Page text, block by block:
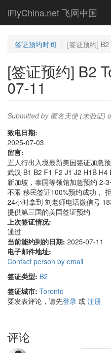
main
iFlyChina.net 飞网中国
签证预约时间 [签证预约]
[签证预约] B2
07-11
Submitted by 匿名天使 (未验证)
致电日期:
2025-07-03
留言:
五人行出入境最新美国签证加急
武汉 B1 B2 F1 F2 J1 J2 H1B H4
新加坡，泰国等领馆加急预约 2-
不限 移民签证100%预约成功，
24小时拿到 刘老师电话微信号
提供第三国的美国签证预约
上次签证情况:
通过
当前能约到的日期: 2025-07-11
电子邮件地址:
Contact person by email
签证类型: B2
签证城市: Toronto
要发表评论，请先登录 或 注册
评论